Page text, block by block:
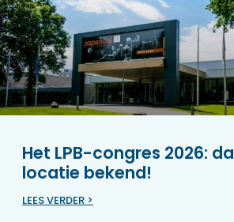
Het LPB-congres 2026:
locatie bekend!
LEES VERDER >